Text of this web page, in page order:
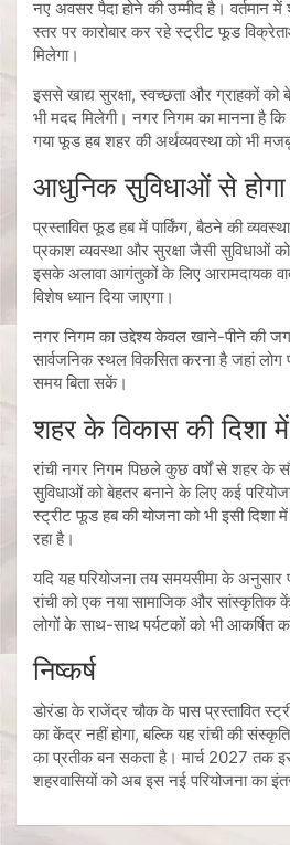
नए अवसर पैदा होने की उम्मीद है। वर्तमान में
स्तर पर कारोबार कर रहे स्ट्रीट फूड
मिलेगा।
इससे खाद्य सुरक्षा, स्वच्छता और ग्राहकों
भी मदद मिलेगी। नगर निगम का मानना है
गया फूड हब शहर की अर्थव्यवस्था को भी
आधुनिक सुविधाओं से
प्रस्तावित फूड हब में पार्किंग, बैठने की
प्रकाश व्यवस्था और सुरक्षा जैसी सुविधाओं
इसके अलावा आगंतुकों के लिए आरामदायक
विशेष ध्यान दिया जाएगा।
नगर निगम का उद्देश्य केवल खाने-पीने की
सार्वजनिक स्थल विकसित करना है जहां लोग
समय बिता सकें।
शहर के विकास की
रांची नगर निगम पिछले कुछ वर्षों से शहर के
सुविधाओं को बेहतर बनाने के लिए कई
स्ट्रीट फूड हब की योजना को भी इसी दिशा
रहा है।
यदि यह परियोजना तय समयसीमा के अनुसार
रांची को एक नया सामाजिक और सांस्कृतिक
लोगों के साथ-साथ पर्यटकों को भी आकर्षित
निष्कर्ष
डोरंडा के राजेंद्र चौक के पास प्रस्तावित
का केंद्र नहीं होगा, बल्कि यह रांची की
का प्रतीक बन सकता है। मार्च 2027 तक
शहरवासियों को अब इस नई परियोजना का